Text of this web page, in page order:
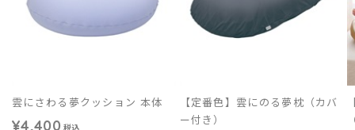
雲にさわる夢クッション 本体
¥4,400 税込
【定番色】雲にのる夢枕（カバ
ー付き）